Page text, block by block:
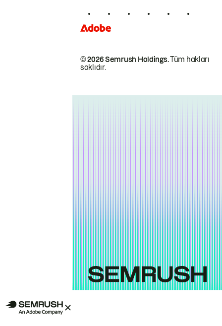
© 2026 Semrush Holdings.Tüm hakları
saklıdır.